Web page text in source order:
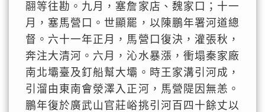
翮等往勘。九月，塞詹家店、魏家口；十一
月，塞馬營口。世顯罷，以陳鵬年署河道總
督。六十一年正月，馬營口復決，灌張秋，
奔注大清河。六月，沁水暴漲，衝塌秦家廠
南北壩臺及釘船幫大壩。時王家溝引河成，
引溜由東南會滎澤入正河，馬營隄因無恙。
鵬年復於廣武山官莊峪挑引河百四十餘丈以